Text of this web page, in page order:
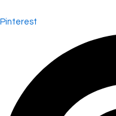
Pinterest